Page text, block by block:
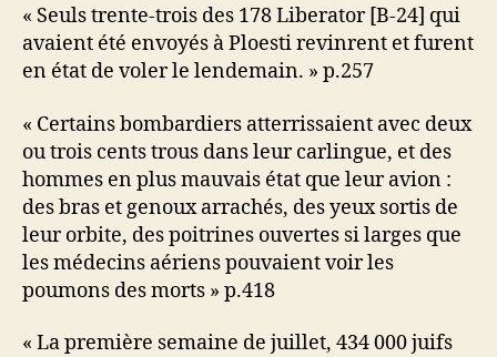
« Seuls trente-trois des 178 Liberator [B-24] qui
avaient été envoyés à Ploesti revinrent et furent
en état de voler le lendemain. » p.257
« Certains bombardiers atterrissaient avec deux
ou trois cents trous dans leur carlingue, et des
hommes en plus mauvais état que leur avion :
des bras et genoux arrachés, des yeux sortis de
leur orbite, des poitrines ouvertes si larges que
les médecins aériens pouvaient voir les
poumons des morts » p.418
« La première semaine de juillet, 434 000 juifs